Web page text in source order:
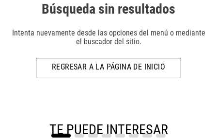
Búsqueda sin resultados
Intenta nuevamente desde las opciones del menú o mediante
el buscador del sitio.
REGRESAR A LA PÁGINA DE INICIO
TE PUEDE INTERESAR